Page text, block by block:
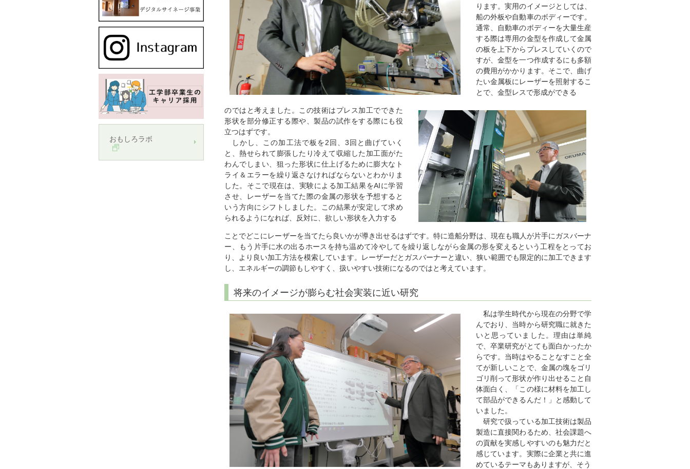
ります。実用のイメージとしては、
船の外板や自動車のボディーです。
通常、自動車のボディーを大量生産
する際は専用の金型を作成して金属
の板を上下からプレスしていくので
すが、金型を一つ作成するにも多額
の費用がかかります。そこで、曲げ
たい金属板にレーザーを照射するこ
とで、金型レスで形成ができる
のではと考えました。この技術はプレス加工でできた
形状を部分修正する際や、製品の試作をする際にも役
立つはずです。
しかし、この加工法で板を2回、3回と曲げていく
と、熱せられて膨張したり冷えて収縮した加工面がた
わんでしまい、狙った形状に仕上げるために膨大なト
ライ＆エラーを繰り返さなければならないとわかりま
した。そこで現在は、実験による加工結果をAIに学習
させ、レーザーを当てた際の金属の形状を予想すると
いう方向にシフトしました。この結果が安定して求め
られるようになれば、反対に、欲しい形状を入力する
ことでどこにレーザーを当てたら良いかが導き出せるはずです。特に造船分野は、現在も職人が片手にガスバーナ
ー、もう片手に水の出るホースを持ち温めて冷やしてを繰り返しながら金属の形を変えるという工程をとってお
り、より良い加工方法を模索しています。レーザーだとガスバーナーと違い、狭い範囲でも限定的に加工できます
し、エネルギーの調節もしやすく、扱いやすい技術になるのではと考えています。
将来のイメージが膨らむ社会実装に近い研究
私は学生時代から現在の分野で学
んでおり、当時から研究職に就きた
いと思っていました。理由は単純
で、卒業研究がとても面白かったか
らです。当時はやることなすこと全
てが新しいことで、金属の塊をゴリ
ゴリ削って形状が作り出せること自
体面白く、「この様に材料を加工し
て部品ができるんだ！」と感動して
いました。
研究で扱っている加工技術は製品
製造に直接関わるため、社会課題へ
の貢献を実感しやすいのも魅力だと
感じています。実際に企業と共に進
めているテーマもありますが、そう
おもしろラボ